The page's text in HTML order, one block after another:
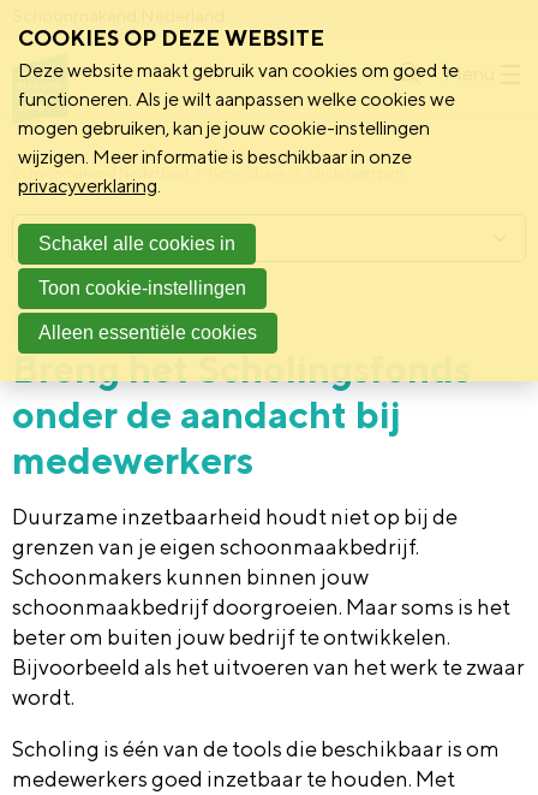
Menu
Schoonmakend Nederland
Instrument 14 februari 2024
Breng het Scholingsfonds
onder de aandacht bij
medewerkers
Duurzame inzetbaarheid houdt niet op bij de
grenzen van je eigen schoonmaakbedrijf.
Schoonmakers kunnen binnen jouw
schoonmaakbedrijf doorgroeien. Maar soms is het
beter om buiten jouw bedrijf te ontwikkelen.
Bijvoorbeeld als het uitvoeren van het werk te zwaar
wordt.
Scholing is één van de tools die beschikbaar is om
medewerkers goed inzetbaar te houden. Met
Menu
COOKIES OP DEZE WEBSITE
Deze website maakt gebruik van cookies om goed te
functioneren. Als je wilt aanpassen welke cookies we
mogen gebruiken, kan je jouw cookie-instellingen
wijzigen. Meer informatie is beschikbaar in onze
privacyverklaring.
Schakel alle cookies in
Toon cookie-instellingen
Alleen essentiële cookies